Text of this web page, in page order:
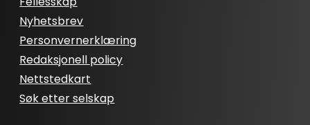
Nyhetsbrev
Personvernerklæring
Redaksjonell policy
Nettstedkart
Søk etter selskap